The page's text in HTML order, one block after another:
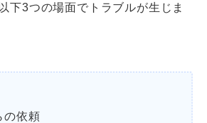
下3つの場面でトラブルが生じま
依頼